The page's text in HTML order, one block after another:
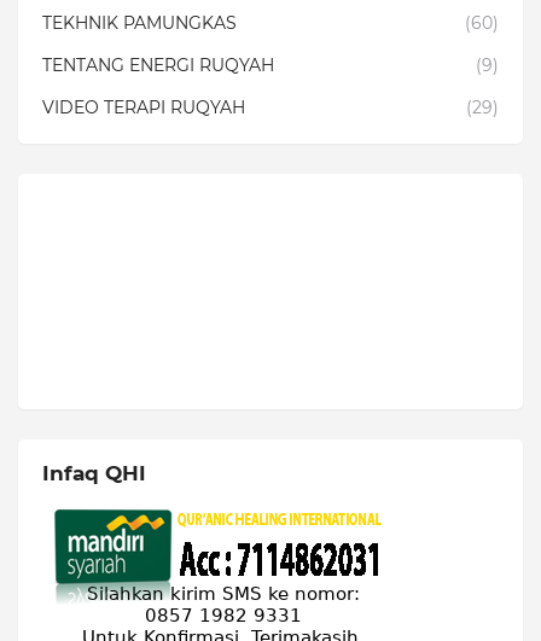
TEKHNIK PAMUNGKAS
(60)
TENTANG ENERGI RUQYAH
(9)
VIDEO TERAPI RUQYAH
(29)
Infaq QHI